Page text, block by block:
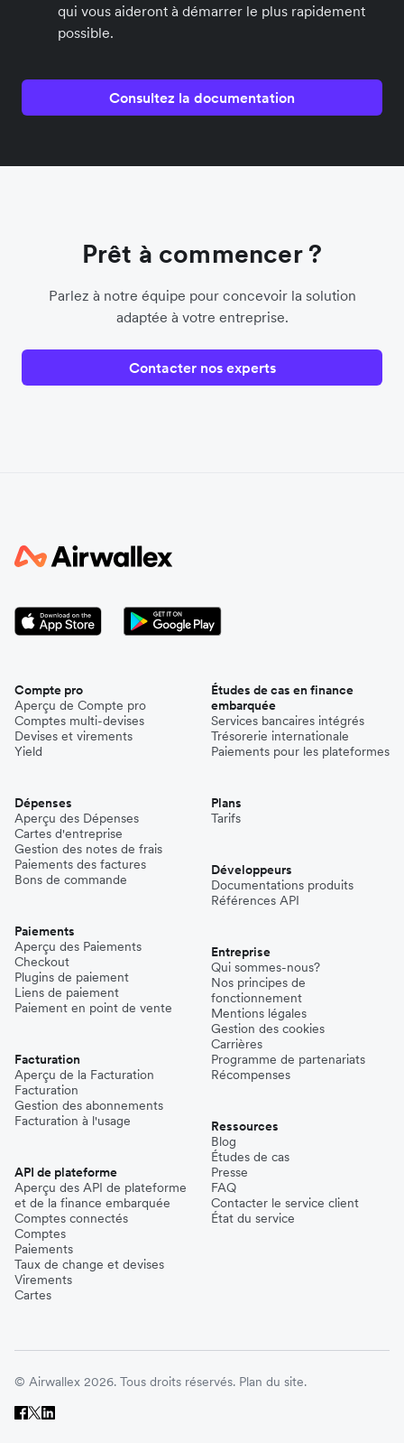
qui vous aideront à démarrer le plus rapidement
possible.
Consultez la documentation
Prêt à commencer ?
Parlez à notre équipe pour concevoir la solution
adaptée à votre entreprise.
Contacter nos experts
Compte pro
Aperçu de Compte pro
Comptes multi-devises
Devises et virements
Yield
Dépenses
Aperçu des Dépenses
Cartes d'entreprise
Gestion des notes de frais
Paiements des factures
Bons de commande
Paiements
Aperçu des Paiements
Checkout
Plugins de paiement
Liens de paiement
Paiement en point de vente
Facturation
Aperçu de la Facturation
Facturation
Gestion des abonnements
Facturation à l'usage
API de plateforme
Aperçu des API de plateforme
et de la finance embarquée
Comptes connectés
Comptes
Paiements
Taux de change et devises
Virements
Cartes
Études de cas en finance
embarquée
Services bancaires intégrés
Trésorerie internationale
Paiements pour les plateformes
Plans
Tarifs
Développeurs
Documentations produits
Références API
Entreprise
Qui sommes-nous?
Nos principes de
fonctionnement
Mentions légales
Gestion des cookies
Carrières
Programme de partenariats
Récompenses
Ressources
Blog
Études de cas
Presse
FAQ
Contacter le service client
État du service
© Airwallex 2026. Tous droits réservés. Plan du site.